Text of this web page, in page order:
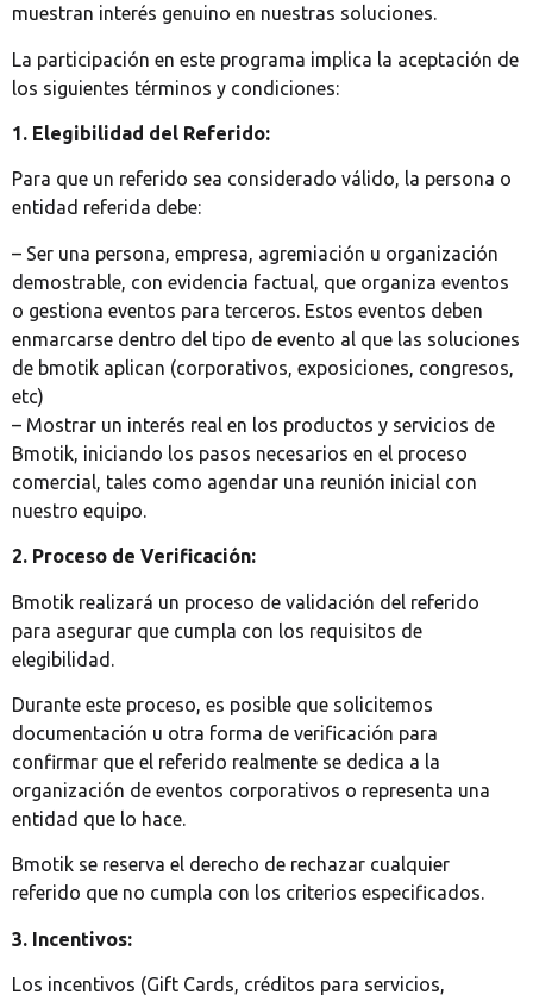
muestran interés genuino en nuestras soluciones.
La participación en este programa implica la aceptación de
los siguientes términos y condiciones:
1. Elegibilidad del Referido:
Para que un referido sea considerado válido, la persona o
entidad referida debe:
– Ser una persona, empresa, agremiación u organización
demostrable, con evidencia factual, que organiza eventos
o gestiona eventos para terceros. Estos eventos deben
enmarcarse dentro del tipo de evento al que las soluciones
de bmotik aplican (corporativos, exposiciones, congresos,
etc)
– Mostrar un interés real en los productos y servicios de
Bmotik, iniciando los pasos necesarios en el proceso
comercial, tales como agendar una reunión inicial con
nuestro equipo.
2. Proceso de Verificación:
Bmotik realizará un proceso de validación del referido
para asegurar que cumpla con los requisitos de
elegibilidad.
Durante este proceso, es posible que solicitemos
documentación u otra forma de verificación para
confirmar que el referido realmente se dedica a la
organización de eventos corporativos o representa una
entidad que lo hace.
Bmotik se reserva el derecho de rechazar cualquier
referido que no cumpla con los criterios especificados.
3. Incentivos:
Los incentivos (Gift Cards, créditos para servicios,